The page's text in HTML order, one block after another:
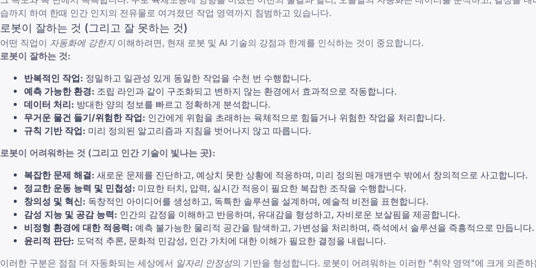
습까지 하여 한때 인간 인지의 전유물로 여겨졌던 작업 영역까지 침범하고 있습니다.
로봇이 잘하는 것 (그리고 잘 못하는 것)
어떤 직업이 자동화에 강한지이해하려면, 현재 로봇 및 AI 기술의 강점과 한계를 인식하는 것이 중요합니다.
로봇이 잘하는 것:
반복적인 작업: 정밀하고 일관성 있게 동일한 작업을 수천 번 수행합니다.
예측 가능한 환경: 조립 라인과 같이 구조화되고 변하지 않는 환경에서 효과적으로 작동합니다.
데이터 처리: 방대한 양의 정보를 빠르고 정확하게 분석합니다.
무거운 물건 들기/위험한 작업: 인간에게 위험을 초래하는 육체적으로 힘들거나 위험한 작업을 처리합니다.
규칙 기반 작업: 미리 정의된 알고리즘과 지침을 벗어나지 않고 따릅니다.
로봇이 어려워하는 것 (그리고 인간 기술이 빛나는 곳):
복잡한 문제 해결: 새로운 문제를 진단하고, 예상치 못한 상황에 적응하며, 미리 정의된 매개변수 밖에서 창의적으로 사고합니다.
정교한 운동 능력 및 민첩성: 미묘한 터치, 압력, 실시간 적응이 필요한 복잡한 조작을 수행합니다.
창의성 및 혁신: 독창적인 아이디어를 생성하고, 독특한 솔루션을 설계하며, 예술적 비전을 표현합니다.
감성 지능 및 공감 능력: 인간의 감정을 이해하고 반응하며, 유대감을 형성하고, 자비로운 보살핌을 제공합니다.
비정형 환경에 대한 적응력: 예측 불가능한 물리적 공간을 탐색하고, 가변성을 처리하며, 즉석에서 솔루션을 즉흥적으로 만듭니다.
윤리적 판단: 도덕적 추론, 문화적 민감성, 인간 가치에 대한 이해가 필요한 결정을 내립니다.
이러한 구분은 점점 더 자동화되는 세상에서 일자리 안정성의 기반을 형성합니다. 로봇이 어려워하는 이러한 "취약 영역"에 크게 의존하